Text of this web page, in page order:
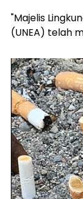
"Majelis
(UNEA) telah